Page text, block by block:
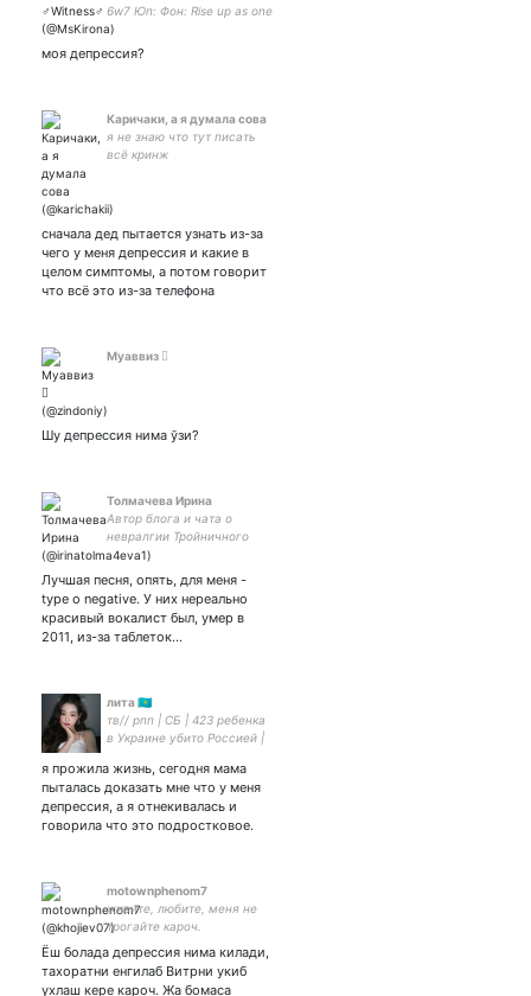
6w7 Юп: Фон: Rise up as one
march towards the sun
#destiny #gotg #bg3
моя депрессия?
Каричаки, а я думала сова
я не знаю что тут писать
всё кринж
сначала дед пытается узнать из-за
чего у меня депрессия и какие в
целом симптомы, а потом говорит
что всё это из-за телефона
Муаввиз 
Шу депрессия нима ўзи?
Толмачева Ирина
Автор блога и чата о
невралгии Тройничного
нерва. Практикующий
Обвиняемая по 207.3 ч1.
Донаты на 2202 2005 7013
4740 сбербанк. Thanks
Лучшая песня, опять, для меня -
type o negative. У них нереально
красивый вокалист был, умер в
2011, из-за таблеток…
лита 🇰🇿
тв// рпп | СБ | 423 ребенка
в Украине убито Россией |
ролл |‼ҚАЗАҚ‼
я прожила жизнь, сегодня мама
пыталась доказать мне что у меня
депрессия, а я отнекивалась и
говорила что это подростковое.
motownphenom7
живите, любите, меня не
трогайте кароч.
Ёш болада депрессия нима килади,
тахоратни енгилаб Витрни укиб
ухлаш кере кароч. Жа бомаса